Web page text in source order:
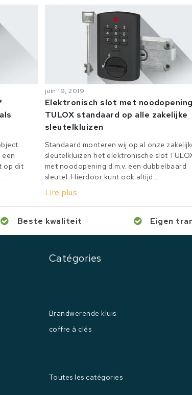
op dit
juin 19, 2019
Elektronisch slot met noodopening
TULOX standaard op alle zakelijke
sleutelkluizen
Standaard monteren wij op al onze
sleutelkluizen het elektronische slot
met noodopening d.m.v. een dubbelbaard
sleutel. Hierdoor kunt ook altijd...
Lire plus
Beste kwaliteit Eigen
Catégories
Brandwerende kluis
coffre à clés
Toutes les catégories